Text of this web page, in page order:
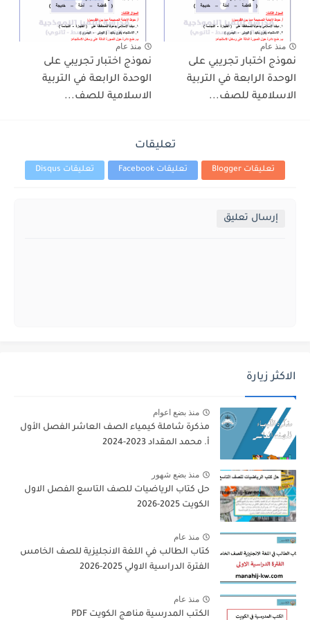
منذ عام
نموذج اختبار تجريبي على
الوحدة الرابعة في التربية
الاسلامية للصف...
منذ عام
نموذج اختبار تجريبي على
الوحدة الرابعة في التربية
الاسلامية للصف...
تعليقات
تعليقات Blogger تعليقات Facebook تعليقات Disqus
إرسال تعليق
الاكثر زيارة
منذ بضع اعوام
مذكرة شاملة كيمياء الصف العاشر الفصل الأول
أ. محمد المقداد 2023-2024
منذ بضع شهور
حل كتاب الرياضيات للصف التاسع الفصل الاول
الكويت 2025-2026
منذ عام
كتاب الطالب في اللغة الانجليزية للصف الخامس
الفترة الدراسية الاولي 2025-2026
منذ عام
الكتب المدرسية مناهج الكويت PDF